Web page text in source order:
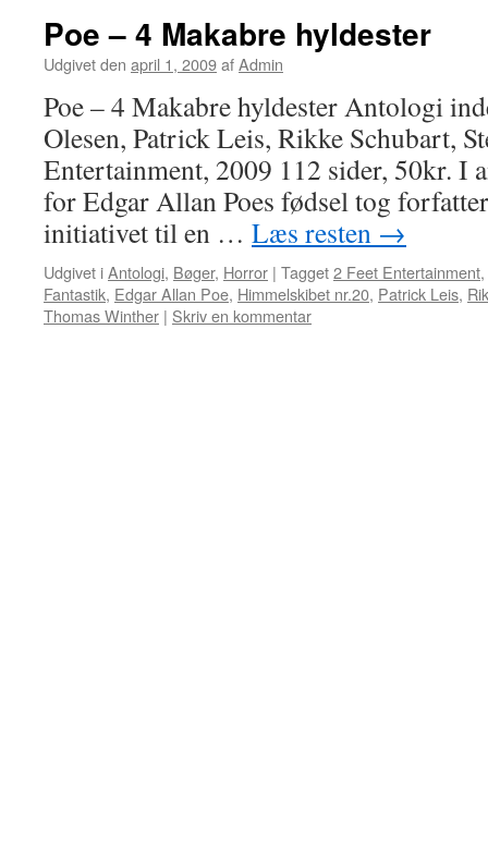
Poe – 4 Makabre hyldester
Udgivet den april 1, 2009afAdmin
Poe – 4 Makabre hyldester Antologi
Olesen, Patrick Leis, Rikke Schubart,
Entertainment, 2009 112 sider, 50kr. I
for Edgar Allan Poes fødsel tog
initiativet til en … Læs resten →
Udgivet iAntologi, Bøger, Horror | Tagget2 Feet Entertainment,
Fantastik, Edgar Allan Poe, Himmelskibet nr.20, Patrick Leis,
Thomas Winther | Skriv en kommentar